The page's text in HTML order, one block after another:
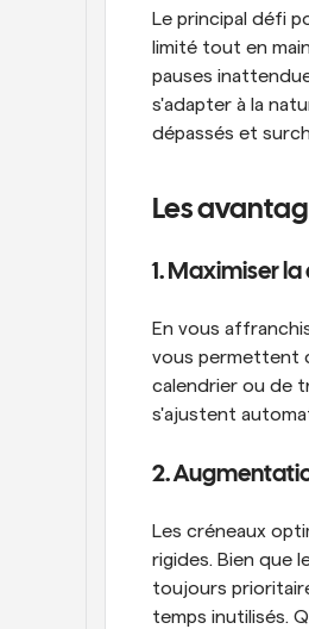
Le principal défi
limité tout en
pauses
s'adapter à la
dépassés et
Les
1. Maximiser
En vous
vous permettent
calendrier ou de
s'ajustent
2.
Les créneaux
rigides. Bien que
toujours
temps inutilisés.